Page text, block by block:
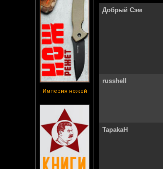
Империя ножей
Добрый Сэм
russhell
TapakaH